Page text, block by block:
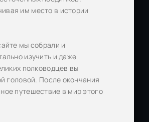
им место в истории
мы собрали и
изучить и даже
полководцев вы
головой. После окончания
путешествие в мир этого